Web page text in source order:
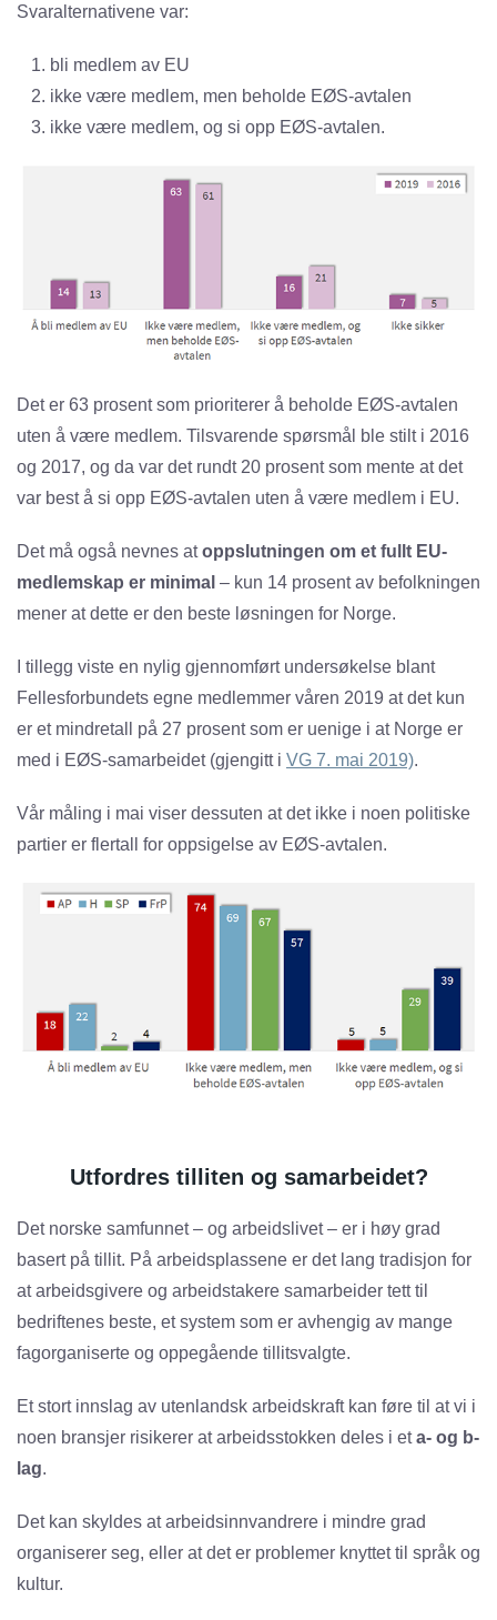
Svaralternativene var:
bli medlem av EU
ikke være medlem, men beholde EØS-avtalen
ikke være medlem, og si opp EØS-avtalen.
Det er 63 prosent som prioriterer å beholde EØS-avtalen
uten å være medlem. Tilsvarende spørsmål ble stilt i 2016
og 2017, og da var det rundt 20 prosent som mente at det
var best å si opp EØS-avtalen uten å være medlem i EU.
Det må også nevnes atoppslutningen om et fullt EU-
medlemskap er minimal – kun 14 prosent av befolkningen
mener at dette er den beste løsningen for Norge.
I tillegg viste en nylig gjennomført undersøkelse blant
Fellesforbundets egne medlemmer våren 2019 at det kun
er et mindretall på 27 prosent som er uenige i at Norge er
med i EØS-samarbeidet (gjengitt i VG 7. mai 2019).
Vår måling i mai viser dessuten at det ikke i noen politiske
partier er flertall for oppsigelse av EØS-avtalen.
Utfordres tilliten og samarbeidet?
Det norske samfunnet – og arbeidslivet – er i høy grad
basert på tillit. På arbeidsplassene er det lang tradisjon for
at arbeidsgivere og arbeidstakere samarbeider tett til
bedriftenes beste, et system som er avhengig av mange
fagorganiserte og oppegående tillitsvalgte.
Et stort innslag av utenlandsk arbeidskraft kan føre til at vi i
noen bransjer risikerer at arbeidsstokken deles i eta- og b-
lag.
Det kan skyldes at arbeidsinnvandrere i mindre grad
organiserer seg, eller at det er problemer knyttet til språk og
kultur.